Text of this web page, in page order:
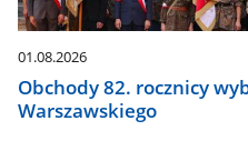
01.08.2026
Obchody 82. rocznicy
Warszawskiego